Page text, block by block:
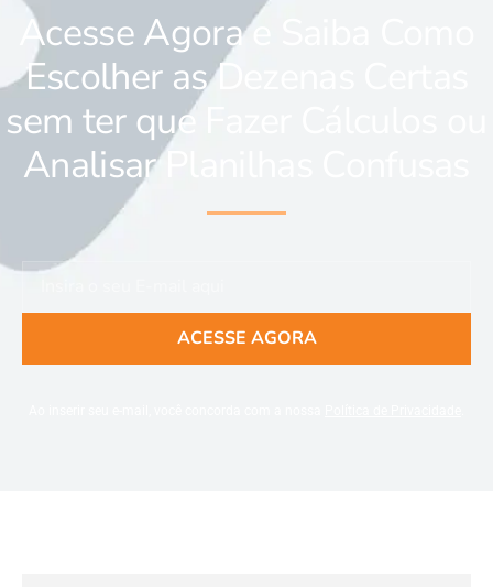
Acesse Agora e Saiba Como
Escolher as Dezenas Certas
sem ter que Fazer Cálculos ou
Analisar Planilhas Confusas
ACESSE AGORA